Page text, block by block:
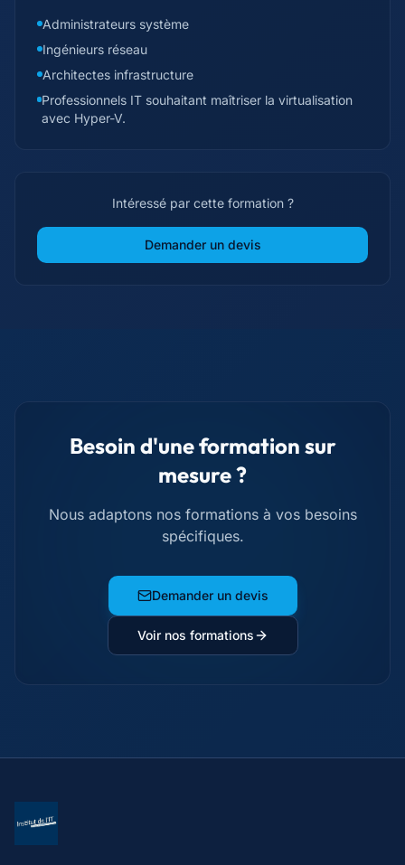
Administrateurs système
Ingénieurs réseau
Architectes infrastructure
Professionnels IT souhaitant maîtriser la virtualisation
avec Hyper-V.
Intéressé par cette formation ?
Demander un devis
Besoin d'une formation sur
mesure ?
Nous adaptons nos formations à vos besoins
spécifiques.
Demander un devis
Voir nos formations